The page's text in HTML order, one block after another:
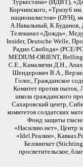
Туркестана» (ИДВТ),
Корчинского, «Тризуб
националистов» (ОУН),
А.Навальный, К.Буданов,
Телеканал «Дождь»,
Insider, Deutsche Welle,
Радио Свобода» (PCE/
MEDIUM-ORIENT,
С.Е., Камалягин Д.Н.,
Шендерович В.А.,
Голос, Гражданское
Комитет против пыток,
школа гражданского
Сахаровский центр,
комитетов солдатских
Фонд защиты
«Насилию.нет», Центр
«Idel.Реалии»,
Беллингкет
просветительское,